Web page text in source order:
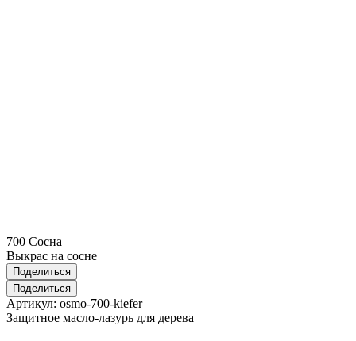
700 Сосна
Выкрас на сосне
Поделиться
Поделиться
Артикул: osmo-700-kiefer
Защитное масло-лазурь для дерева